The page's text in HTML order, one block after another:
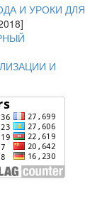
И УРОКИ ДЛЯ
И